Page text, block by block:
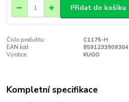
Přidat do košíku
Číslo produktu:
C1175-H
EAN kód:
8591233909304
Výrobce:
KUGO
Kompletní specifikace